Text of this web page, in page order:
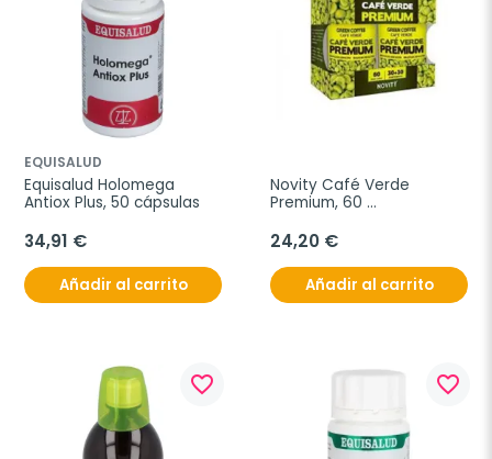
EQUISALUD
Equisalud Holomega
Antiox Plus, 50 cápsulas
34,91 €
Añadir al carrito
Novity Café Verde
Premium, 60
30 unidades
24,20 €
Añadir al carrito
favorite_border favorite_border